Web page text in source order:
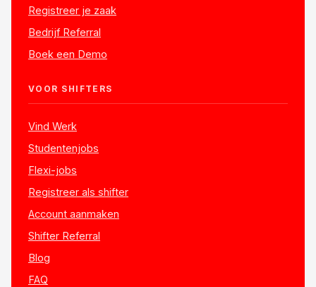
Registreer je zaak
Bedrijf Referral
Boek een Demo
VOOR SHIFTERS
Vind Werk
Studentenjobs
Flexi-jobs
Registreer als shifter
Account aanmaken
Shifter Referral
Blog
FAQ